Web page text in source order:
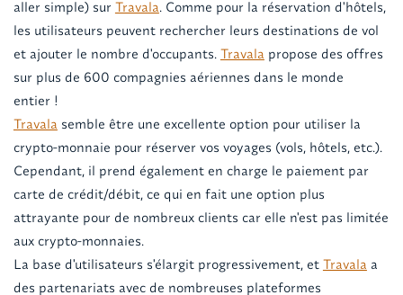
aller simple) sur Travala. Comme pour la réservation d'hôtels,
les utilisateurs peuvent rechercher leurs destinations de vol
et ajouter le nombre d'occupants. Travala propose des offres
sur plus de 600 compagnies aériennes dans le monde
entier !
Travala semble être une excellente option pour utiliser la
crypto-monnaie pour réserver vos voyages (vols, hôtels, etc.).
Cependant, il prend également en charge le paiement par
carte de crédit/débit, ce qui en fait une option plus
attrayante pour de nombreux clients car elle n'est pas limitée
aux crypto-monnaies.
La base d'utilisateurs s'élargit progressivement, et Travala a
des partenariats avec de nombreuses plateformes